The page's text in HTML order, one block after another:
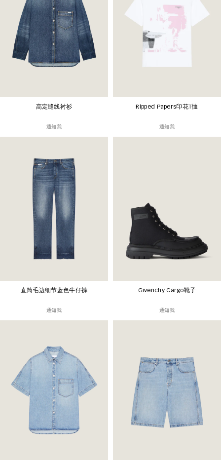
高定缝线衬衫
通知我
Ripped Papers印花T恤
通知我
直筒毛边细节蓝色牛仔裤
通知我
Givenchy Cargo靴子
通知我